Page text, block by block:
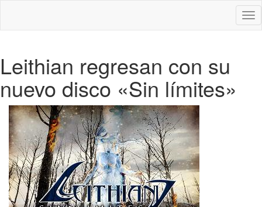
Leithian regresan con su
nuevo disco «Sin límites»